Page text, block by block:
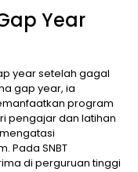
Year
year setelah gagal
gap year, ia
program
pengajar dan latihan
Pada SNBT
di perguruan tinggi